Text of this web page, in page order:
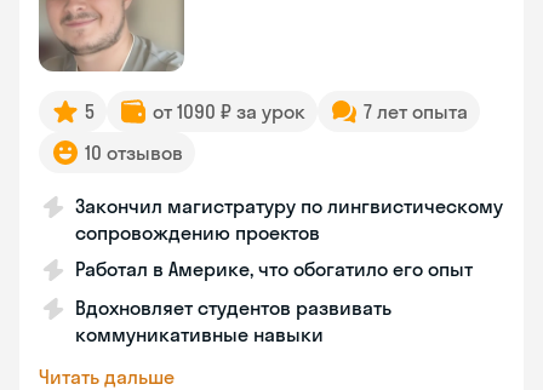
5 от 1090 ₽ за урок
7 лет опыта
10 отзывов
Закончил магистратуру по лингвистическому
сопровождению проектов
Работал в Америке, что обогатило его опыт
Вдохновляет студентов развивать
коммуникативные навыки
Читать дальше